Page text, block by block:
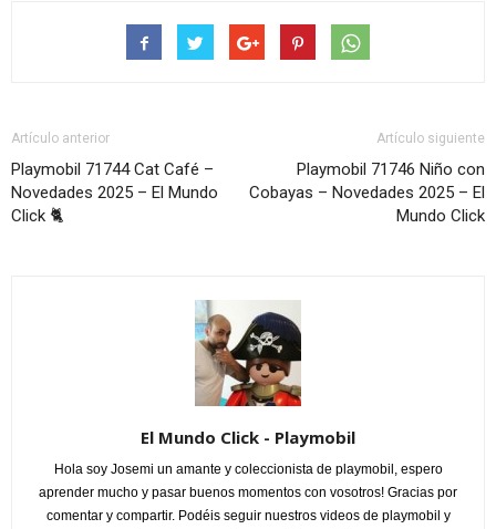
Artículo anterior
Playmobil 71744 Cat Café –
Novedades 2025 – El Mundo
Click 🐈
Artículo siguiente
Playmobil 71746 Niño con
Cobayas – Novedades 2025 – El
Mundo Click
El Mundo Click - Playmobil
Hola soy Josemi un amante y coleccionista de playmobil, espero
aprender mucho y pasar buenos momentos con vosotros! Gracias por
comentar y compartir. Podéis seguir nuestros videos de playmobil y